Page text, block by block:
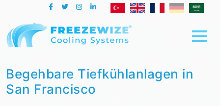
Begehbare Tiefkühlanlagen in
San Francisco